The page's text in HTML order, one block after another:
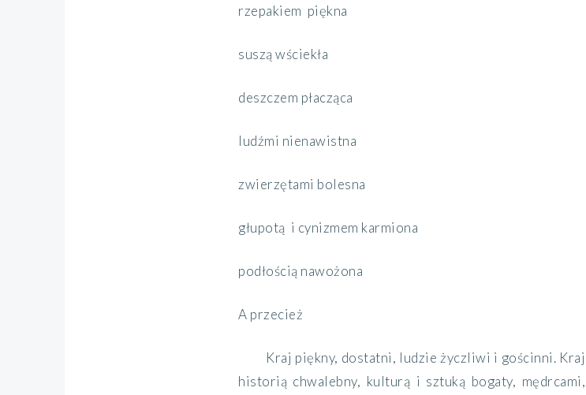
rzepakiem piękna
suszą wściekła
deszczem płacząca
ludźmi nienawistna
zwierzętami bolesna
głupotą i cynizmem karmiona
podłością nawożona
A przecież
Kraj piękny, dostatni, ludzie życzliwi i gościnni. Kraj
historią chwalebny, kulturą i sztuką bogaty, mędrcami,